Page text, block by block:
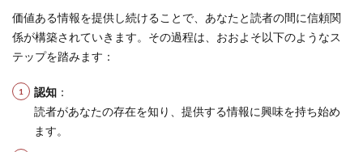
価値ある情報を提供し続けることで、あなたと読者の間に信頼関
係が構築されていきます。その過程は、おおよそ以下のようなス
テップを踏みます：
認知 ：
読者があなたの存在を知り、提供する情報に興味を持ち始め
ます。